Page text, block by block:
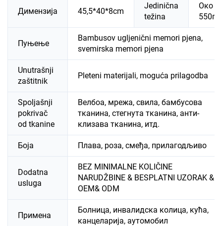
Димензија 45,5*40*8cm
Jedinična
težina
Око
550г
Пуњење
Bambusov ugljenični memori pjena,
svemirska memori pjena
Unutrašnji
zaštitnik
Pleteni materijali, moguća prilagodba
Spoljašnji
pokrivač
od tkanine
Велбоа, мрежа, свила, бамбусова
тканина, стегнута тканина, анти-
клизава тканина, итд.
Боја Плава, роза, смеђа, прилагодљиво
Dodatna
usluga
BEZ MINIMALNE KOLIČINE
NARUDŽBINE & BESPLATNI UZORAK &
OEM& ODM
Примена
Болница, инвалидска колица, кућа,
канцеларија, аутомобил